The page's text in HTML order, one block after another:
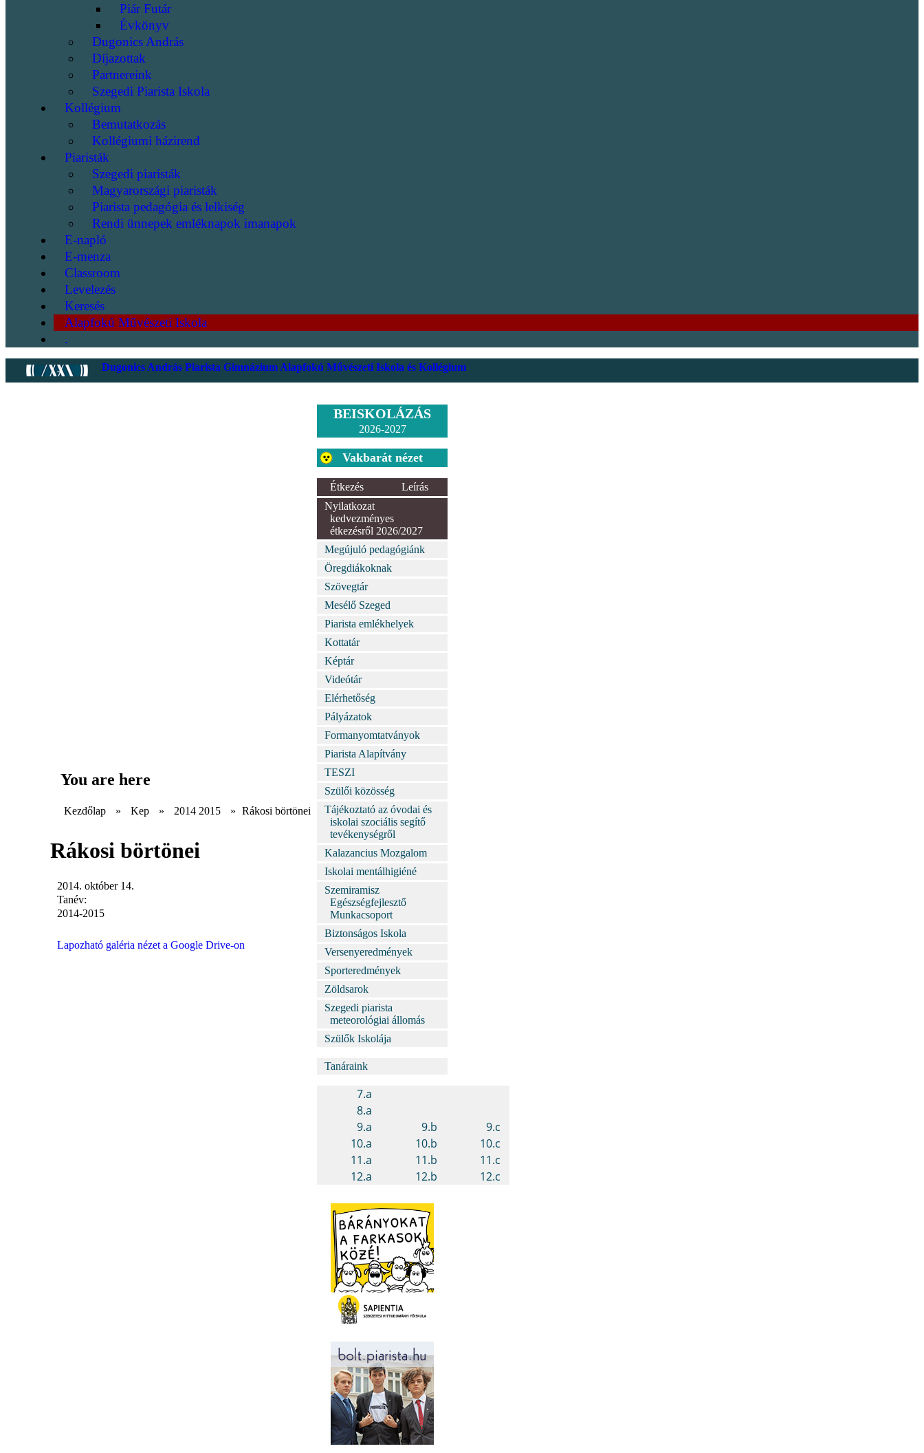
Piár Futár
Évkönyv
Dugonics András
Díjazottak
Partnereink
Szegedi Piarista Iskola
Kollégium
Bemutatkozás
Kollégiumi házirend
Piaristák
Szegedi piaristák
Magyarországi piaristák
Piarista pedagógia és lelkiség
Rendi ünnepek emléknapok imanapok
E-napló
E-menza
Classroom
Levelezés
Keresés
Alapfokú Művészeti Iskola
.
Dugonics András Piarista Gimnázium Alapfokú Művészeti Iskola és Kollégium
You are here
Kezdőlap » Kep » 2014 2015 » Rákosi börtönei
Rákosi börtönei
2014. október 14.
Tanév:
2014-2015
Lapozható galéria nézet a Google Drive-on
BEISKOLÁZÁS
2026-2027
Vakbarát nézet
Étkezés
Leírás
Nyilatkozat
kedvezményes
étkezésről 2026/2027
Megújuló pedagógiánk
Öregdiákoknak
Szövegtár
Mesélő Szeged
Piarista emlékhelyek
Kottatár
Képtár
Videótár
Elérhetőség
Pályázatok
Formanyomtatványok
Piarista Alapítvány
TESZI
Szülői közösség
Tájékoztató az óvodai és
iskolai szociális segítő
tevékenységről
Kalazancius Mozgalom
Iskolai mentálhigiéné
Szemiramisz
Egészségfejlesztő
Munkacsoport
Biztonságos Iskola
Versenyeredmények
Sporteredmények
Zöldsarok
Szegedi piarista
meteorológiai állomás
Szülők Iskolája
Tanáraink